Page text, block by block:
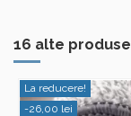
16 alte
La reducere!
-26,00 lei